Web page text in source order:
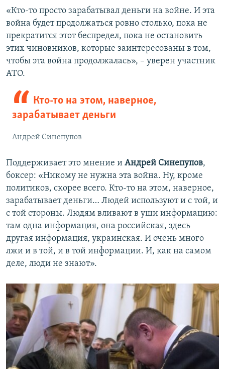
«Кто-то просто зарабатывал деньги на войне. И эта
война будет продолжаться ровно столько, пока не
прекратится этот беспредел, пока не остановить
этих чиновников, которые заинтересованы в том,
чтобы эта война продолжалась», – уверен участник
АТО.
Кто-то на этом, наверное,
зарабатывает деньги
Андрей Синепупов
Поддерживает это мнение и Андрей Синепупов,
боксер: «Никому не нужна эта война. Ну, кроме
политиков, скорее всего. Кто-то на этом, наверное,
зарабатывает деньги… Людей используют и с той, и
с той стороны. Людям вливают в уши информацию:
там одна информация, она российская, здесь
другая информация, украинская. И очень много
лжи и в той, и в той информации. И, как на самом
деле, люди не знают».